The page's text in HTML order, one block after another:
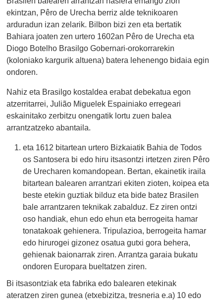
ekintzan, Pêro de Urecha berriz alde teknikoaren
arduradun izan zelarik. Bilbon bizi zen eta bertatik
Bahiara joaten zen urtero 1602an Pêro de Urecha eta
Diogo Botelho Brasilgo Gobernari-orokorrarekin
(koloniako kargurik altuena) batera lehenengo bidaia egin
ondoren.
Nahiz eta Brasilgo kostaldea erabat debekatua egon
atzerritarrei, Julião Miguelek Espainiako erregeari
eskainitako zerbitzu onengatik lortu zuen balea
arrantzatzeko abantaila.
eta 1612 bitartean urtero Bizkaiatik Bahia de Todos
os Santosera bi edo hiru itsasontzi irtetzen ziren Pêro
de Urecharen komandopean. Bertan, ekainetik iraila
bitartean balearen arrantzari ekiten zioten, koipea eta
beste etekin guztiak bilduz eta bide batez Brasilen
bale arrantzaren teknikak zabalduz. Ez ziren ontzi
oso handiak, ehun edo ehun eta berrogeita hamar
tonatakoak gehienera. Tripulazioa, berrogeita hamar
edo hirurogei gizonez osatua gutxi gora behera,
gehienak baionarrak ziren. Arrantza garaia bukatu
ondoren Europara bueltatzen ziren.
Bi itsasontziak eta fabrika edo balearen etekinak
ateratzen ziren gunea (etxebizitza, tresneria e.a) 10 edo